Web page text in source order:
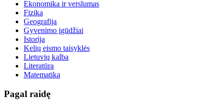
Ekonomika ir verslumas
Fizika
Geografija
Gyvenimo įgūdžiai
Istorija
Kelių eismo taisyklės
Lietuvių kalba
Literatūra
Matematika
Pagal raidę